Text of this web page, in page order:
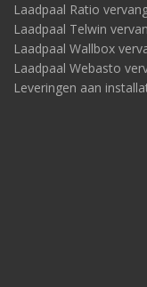
Laadpaal Ratio
Laadpaal Telwin
Laadpaal Wallbox
Laadpaal Webasto
Leveringen aan